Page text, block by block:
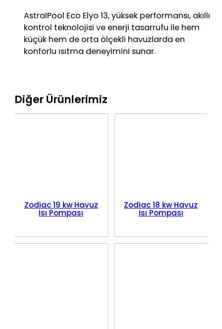
AstralPool Eco Elyo 13, yüksek performansı, akıllı
kontrol teknolojisi ve enerji tasarrufu ile hem
küçük hem de orta ölçekli havuzlarda en
konforlu ısıtma deneyimini sunar.
Diğer Ürünlerimiz
Zodiac 19 kw Havuz
Isı Pompası
Zodiac 18 kw Havuz
Isı Pompası